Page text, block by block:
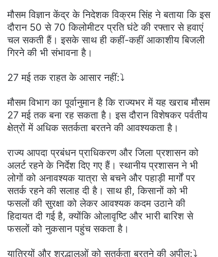
मौसम विज्ञान केंद्र के निदेशक विक्रम सिंह ने बताया कि इस
दौरान 50 से 70 किलोमीटर प्रति घंटे की रफ्तार से हवाएं
चल सकती हैं। इसके साथ ही कहीं-कहीं आकाशीय बिजली
गिरने की भी संभावना है।
27 मई तक राहत के आसार नहीं:⤵️
मौसम विभाग का पूर्वानुमान है कि राज्यभर में यह खराब मौसम
27 मई तक बना रह सकता है। इस दौरान विशेषकर पर्वतीय
क्षेत्रों में अधिक सतर्कता बरतने की आवश्यकता है।
राज्य आपदा प्रबंधन प्राधिकरण और जिला प्रशासन को
अलर्ट रहने के निर्देश दिए गए हैं। स्थानीय प्रशासन ने भी
लोगों को अनावश्यक यात्रा से बचने और पहाड़ी मार्गों पर
सतर्क रहने की सलाह दी है। साथ ही, किसानों को भी
फसलों की सुरक्षा को लेकर आवश्यक कदम उठाने की
हिदायत दी गई है, क्योंकि ओलावृष्टि और भारी बारिश से
फसलों को नुकसान पहुंच सकता है।
यात्रियों और श्रद्धालुओं को सतर्कता बरतने की अपील:⤵️